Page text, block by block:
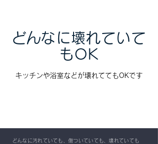
​どんなに壊れていて
もOK
​キッチンや浴室などが壊れててもOKです
​どんなに汚れていても、傷ついていても、壊れていても